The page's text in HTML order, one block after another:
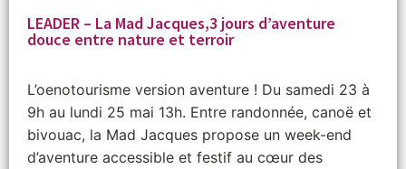
LEADER – La Mad Jacques,3 jours d’aventure
douce entre nature et terroir
L’oenotourisme version aventure ! Du samedi 23 à
9h au lundi 25 mai 13h. Entre randonnée, canoë et
bivouac, la Mad Jacques propose un week-end
d’aventure accessible et festif au cœur des